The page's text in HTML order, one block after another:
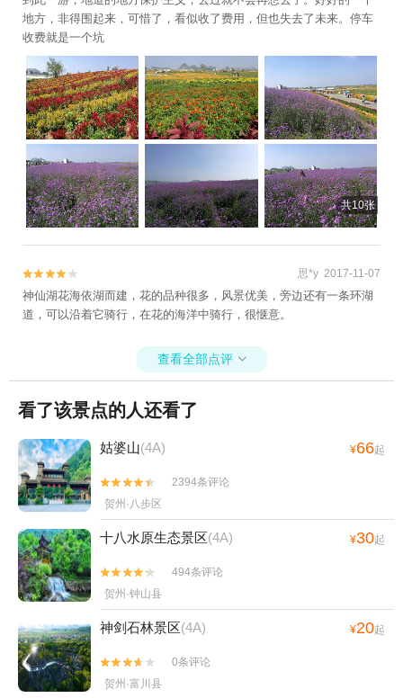
地方，非得围起来，可惜了，看似收了费用，但也失去了未来。停车
收费就是一个坑
共10张

 思*y 2017-11-07
神仙湖花海依湖而建，花的品种很多，风景优美，旁边还有一条环湖
道，可以沿着它骑行，在花的海洋中骑行，很惬意。
查看全部点评 
看了该景点的人还看了
姑婆山(4A) ¥66起


2394条评论
贺州·八步区
十八水原生态景区(4A) ¥30起


494条评论
贺州·钟山县
神剑石林景区(4A) ¥20起


0条评论
贺州·富川县